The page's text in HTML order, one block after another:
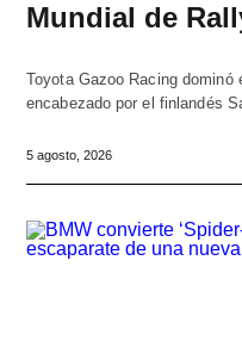
Mundial de
Toyota Gazoo Racing
encabezado por el finlandés
5 agosto, 2026